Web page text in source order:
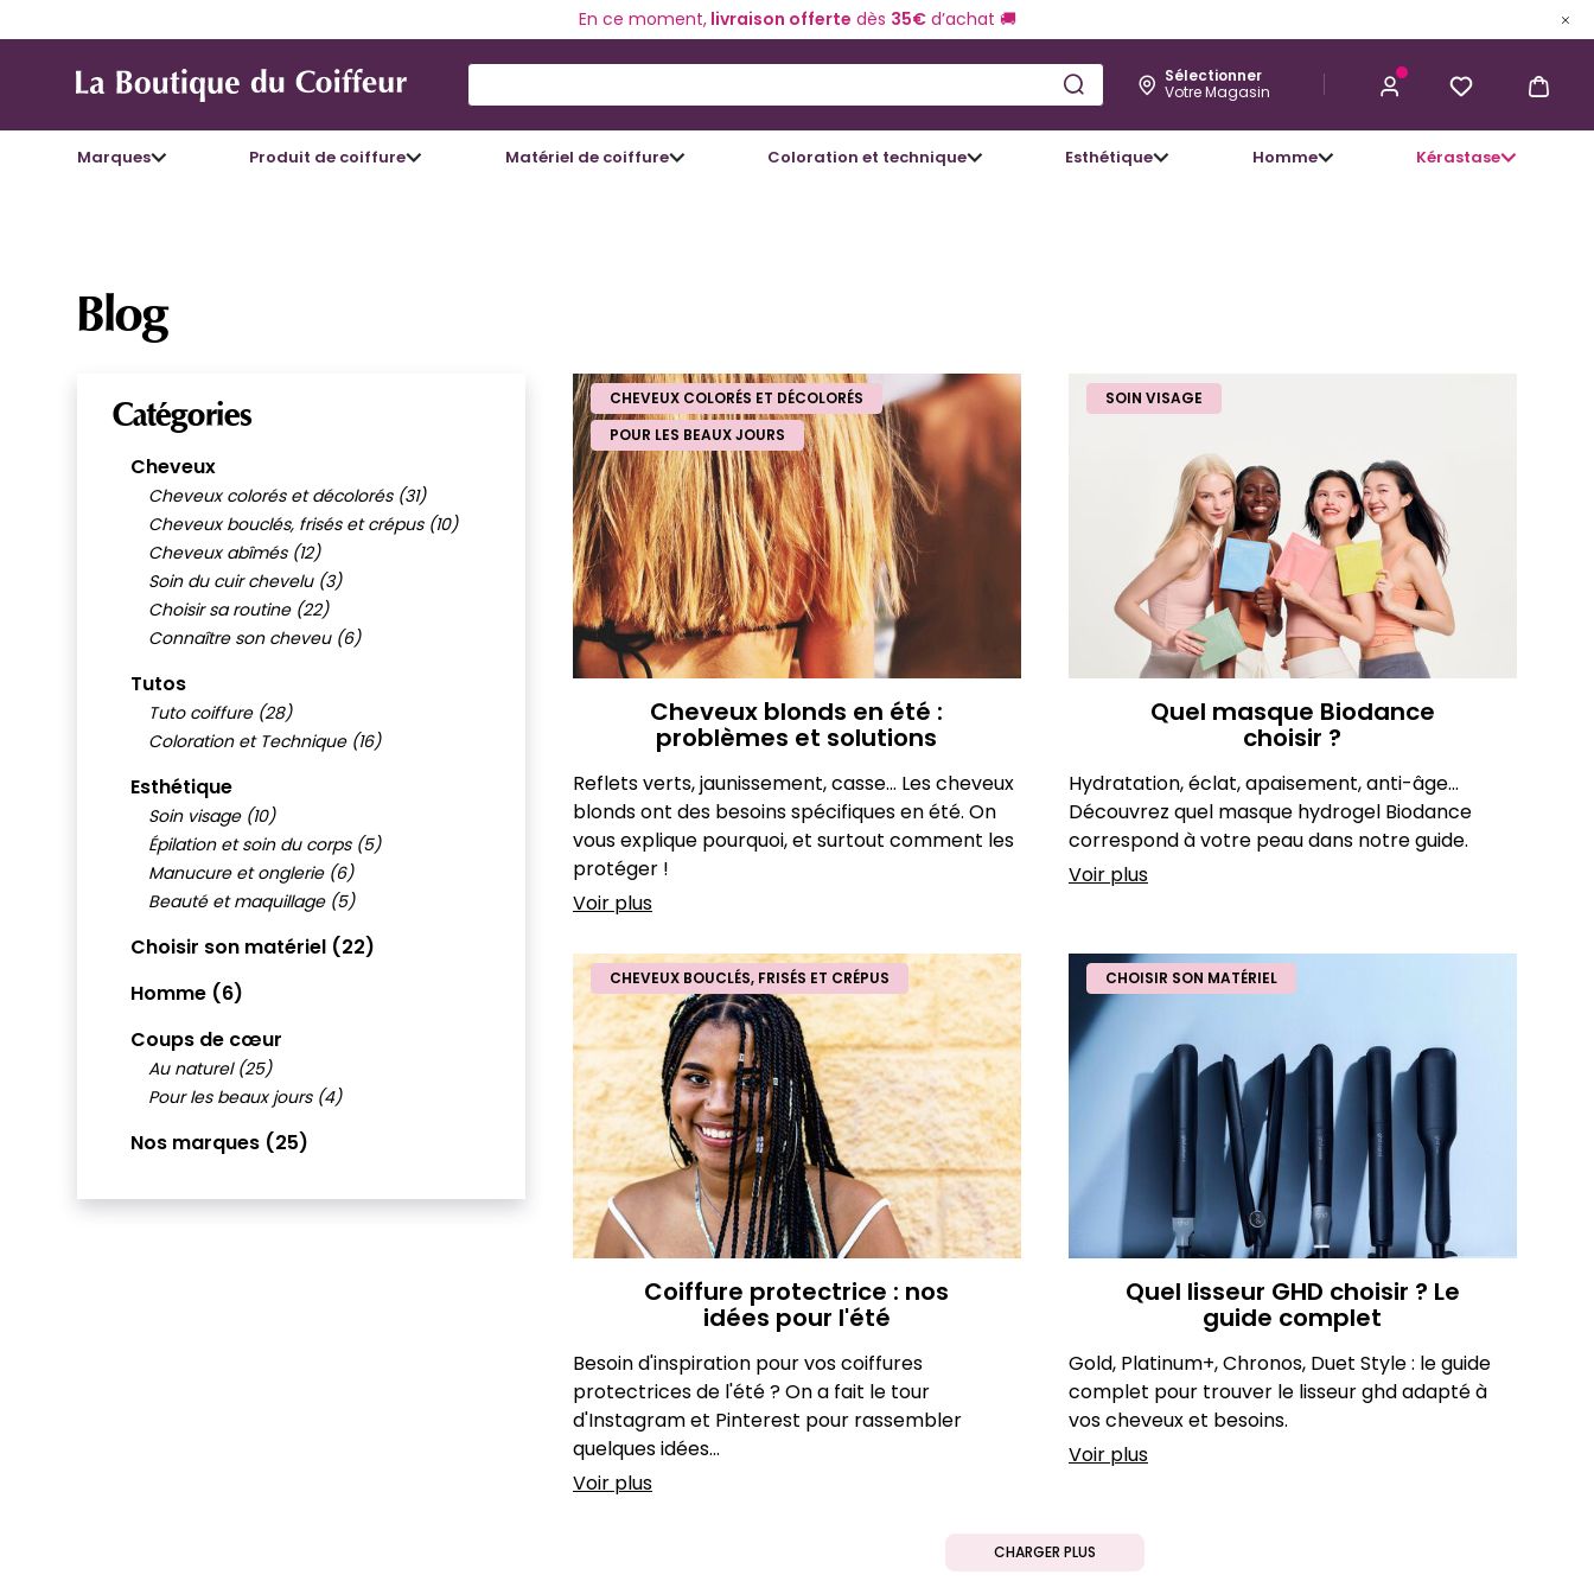
En ce moment,livraison offerte dès 35€d’achat 🚚
Sélectionner
Votre Magasin
Marques Produit de coiffure Matériel de coiffure Coloration et technique Esthétique Homme Kérastase
Blog
Catégories
Cheveux
Cheveux colorés et décolorés (31)
Cheveux bouclés, frisés et crépus (10)
Cheveux abîmés (12)
Soin du cuir chevelu (3)
Choisir sa routine (22)
Connaître son cheveu (6)
Tutos
Tuto coiffure (28)
Coloration et Technique (16)
Esthétique
Soin visage (10)
Épilation et soin du corps (5)
Manucure et onglerie (6)
Beauté et maquillage (5)
Choisir son matériel (22)
Homme (6)
Coups de cœur
Au naturel (25)
Pour les beaux jours (4)
Nos marques (25)
CHEVEUX COLORÉS ET DÉCOLORÉS
POUR LES BEAUX JOURS
Cheveux blonds en été :
problèmes et solutions
Reflets verts, jaunissement, casse... Les cheveux
blonds ont des besoins spécifiques en été. On
vous explique pourquoi, et surtout comment les
protéger !
Voir plus
SOIN VISAGE
Quel masque Biodance
choisir ?
Hydratation, éclat, apaisement, anti-âge...
Découvrez quel masque hydrogel Biodance
correspond à votre peau dans notre guide.
Voir plus
CHEVEUX BOUCLÉS, FRISÉS ET CRÉPUS
Coiffure protectrice : nos
idées pour l'été
Besoin d'inspiration pour vos coiffures
protectrices de l'été ? On a fait le tour
d'Instagram et Pinterest pour rassembler
quelques idées...
Voir plus
CHOISIR SON MATÉRIEL
Quel lisseur GHD choisir ? Le
guide complet
Gold, Platinum+, Chronos, Duet Style : le guide
complet pour trouver le lisseur ghd adapté à
vos cheveux et besoins.
Voir plus
CHARGER PLUS